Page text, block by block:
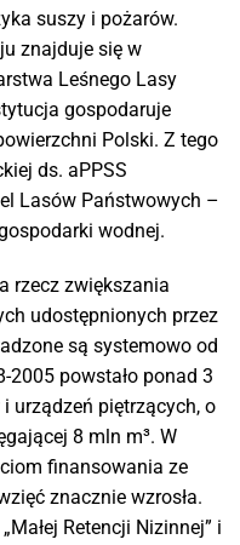
suszy i pożarów.
znajduje się w
Leśnego Lasy
gospodaruje
Polski. Z tego
ds. aPPSS
Lasów Państwowych –
wodnej.
rzecz zwiększania
udostępnionych przez
są systemowo od
2005 powstało ponad 3
urządzeń piętrzących, o
8 mln m³. W
finansowania ze
znacznie wzrosła.
Retencji Nizinnej” i